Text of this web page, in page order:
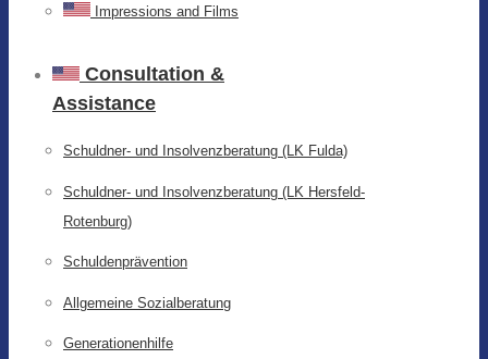
Impressions and Films
Consultation &
Assistance
Schuldner- und Insolvenzberatung (LK Fulda)
Schuldner- und Insolvenzberatung (LK Hersfeld-
Rotenburg)
Schuldenprävention
Allgemeine Sozialberatung
Generationenhilfe